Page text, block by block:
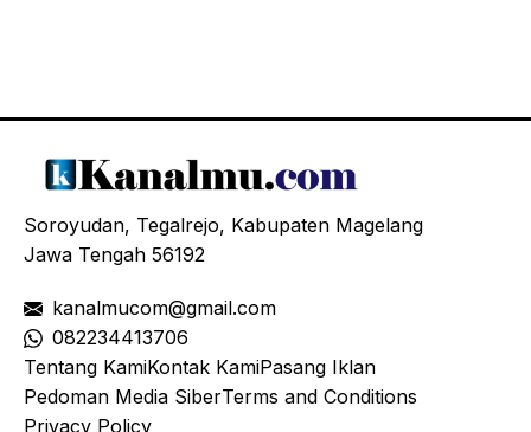
Soroyudan, Tegalrejo, Kabupaten Magelang
Jawa Tengah 56192
kanalmucom@gmail.com
082234413706
Tentang KamiKontak KamiPasang Iklan
Pedoman Media SiberTerms and Conditions
Privacy Policy